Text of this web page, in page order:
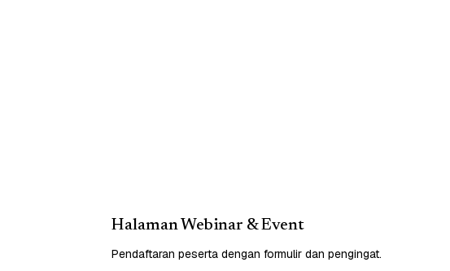
Halaman Webinar & Event
Pendaftaran peserta dengan formulir dan pengingat.